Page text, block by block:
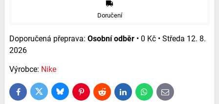
Doručení
Osobní odběr • 0 Kč • Středa 12. 8.
2026
Výrobce: Nike
FacebookTwitter BlueskyPinterestReddit LinkedInWhatsApp
E-
mail